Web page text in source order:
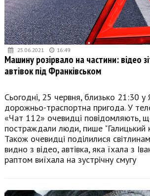
25.06.2021 16:49
Машину розірвало на частини: відео
автівок під Франківськом
Сьогодні, 25 червня, близько 21:30 у
дорожньо-траспортна пригода. У
«Чат 112» очевидці повідомляють,
постраждали люди, пише "Галицький
Також очевидці поділилися
видно з відео, автівка, яка їхала з
раптом виїхала на зустрічну смугу